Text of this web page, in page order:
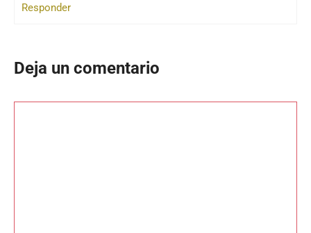
Responder
Deja un comentario